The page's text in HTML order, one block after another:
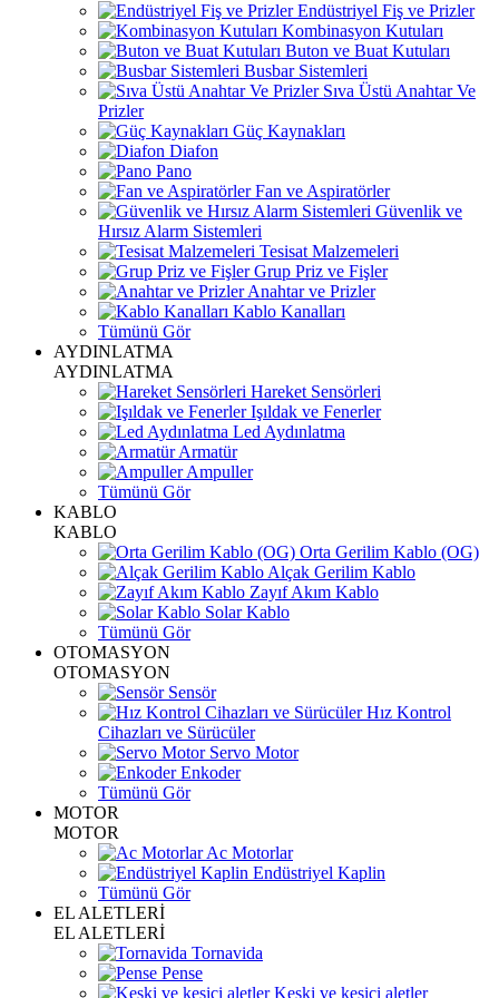
Endüstriyel Fiş ve Prizler
Kombinasyon Kutuları
Buton ve Buat Kutuları
Busbar Sistemleri
Sıva Üstü Anahtar Ve
Prizler
Güç Kaynakları
Diafon
Pano
Fan ve Aspiratörler
Güvenlik ve
Hırsız Alarm Sistemleri
Tesisat Malzemeleri
Grup Priz ve Fişler
Anahtar ve Prizler
Kablo Kanalları
Tümünü Gör
AYDINLATMA
AYDINLATMA
Hareket Sensörleri
Işıldak ve Fenerler
Led Aydınlatma
Armatür
Ampuller
Tümünü Gör
KABLO
KABLO
Orta Gerilim Kablo (OG)
Alçak Gerilim Kablo
Zayıf Akım Kablo
Solar Kablo
Tümünü Gör
OTOMASYON
OTOMASYON
Sensör
Hız Kontrol
Cihazları ve Sürücüler
Servo Motor
Enkoder
Tümünü Gör
MOTOR
MOTOR
Ac Motorlar
Endüstriyel Kaplin
Tümünü Gör
EL ALETLERİ
EL ALETLERİ
Tornavida
Pense
Keski ve kesici aletler